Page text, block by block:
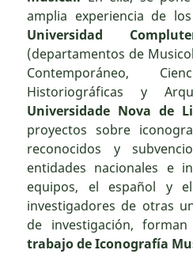
amplia experiencia de
Universidad
(departamentos de
Contemporáneo,
Historiográficas y
Universidade Nova de
proyectos sobre
reconocidos y
entidades nacionales e
equipos, el español y
investigadores de otras
de investigación,
trabajo de Iconografía